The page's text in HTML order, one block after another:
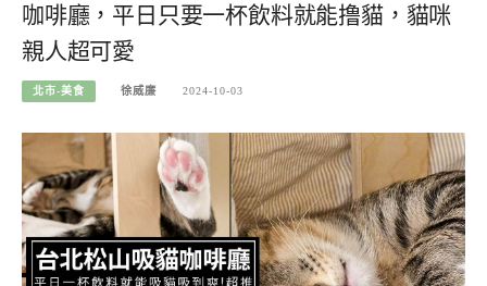
咖啡廳，平日只要一杯飲料就能撸貓，貓咪
親人超可愛
北市-美食 徐威廉 2024-10-03